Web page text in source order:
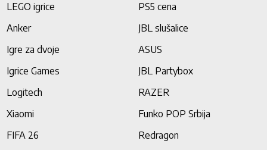
LEGO igrice
PS5 cena
Anker
JBL slušalice
Igre za dvoje
ASUS
Igrice Games
JBL Partybox
Logitech
RAZER
Xiaomi
Funko POP Srbija
FIFA 26
Redragon